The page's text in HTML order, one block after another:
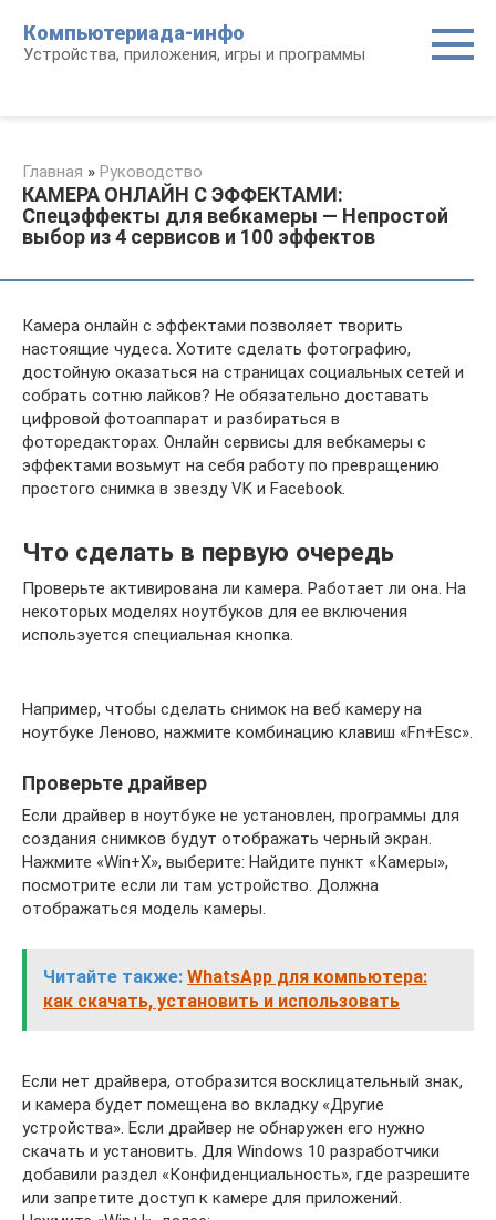
контенту
Компьютериада-инфо
Устройства, приложения, игры и программы
Главная » Руководство
КАМЕРА ОНЛАЙН С ЭФФЕКТАМИ:
Спецэффекты для вебкамеры — Непростой
выбор из 4 сервисов и 100 эффектов
Камера онлайн с эффектами позволяет творить
настоящие чудеса. Хотите сделать фотографию,
достойную оказаться на страницах социальных сетей и
собрать сотню лайков? Не обязательно доставать
цифровой фотоаппарат и разбираться в
фоторедакторах. Онлайн сервисы для вебкамеры с
эффектами возьмут на себя работу по превращению
простого снимка в звезду VK и Facebook.
Что сделать в первую очередь
Проверьте активирована ли камера. Работает ли она. На
некоторых моделях ноутбуков для ее включения
используется специальная кнопка.
Например, чтобы сделать снимок на веб камеру на
ноутбуке Леново, нажмите комбинацию клавиш «Fn+Esc».
Проверьте драйвер
Если драйвер в ноутбуке не установлен, программы для
создания снимков будут отображать черный экран.
Нажмите «Win+X», выберите: Найдите пункт «Камеры»,
посмотрите если ли там устройство. Должна
отображаться модель камеры.
Читайте также: WhatsApp для компьютера:
как скачать, установить и использовать
Если нет драйвера, отобразится восклицательный знак,
и камера будет помещена во вкладку «Другие
устройства». Если драйвер не обнаружен его нужно
скачать и установить. Для Windows 10 разработчики
добавили раздел «Конфиденциальность», где разрешите
или запретите доступ к камере для приложений.